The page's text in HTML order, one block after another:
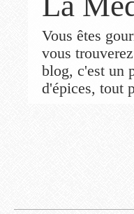
Vous êtes
vous
blog, c'est un
d'épices, tout